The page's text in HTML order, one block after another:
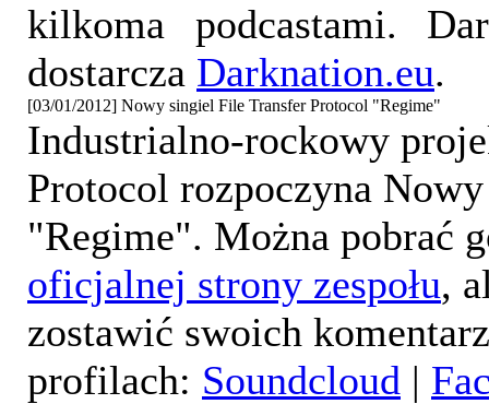
kilkoma podcastami.
dostarcza Darknation.eu.
[03/01/2012] Nowy singiel File Transfer Protocol "Regime"
Industrialno-rockowy
Protocol rozpoczyna
"Regime". Można pobrać
oficjalnej strony zespołu,
zostawić swoich
profilach: Soundcloud |